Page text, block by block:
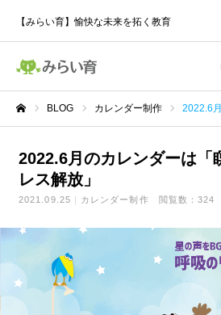
【みらい育】愉快な未来を拓く教育
BLOG カレンダー制作 2022.6月のカ
2022.6月のカレンダーは「
レス解放」
2021.09.25 カレンダー制作 閲覧数：324